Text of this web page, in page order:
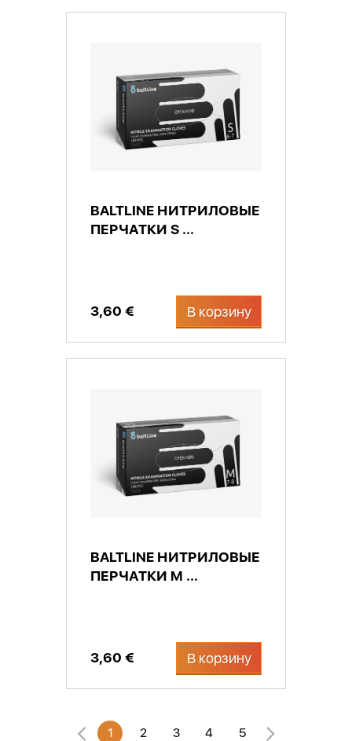
BALTLINE НИТРИЛОВЫЕ
ПЕРЧАТКИ S ...
3,60 € В корзину
BALTLINE НИТРИЛОВЫЕ
ПЕРЧАТКИ M ...
3,60 € В корзину
1 2 3 4 5